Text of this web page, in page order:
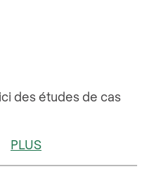
des études de cas
PLUS